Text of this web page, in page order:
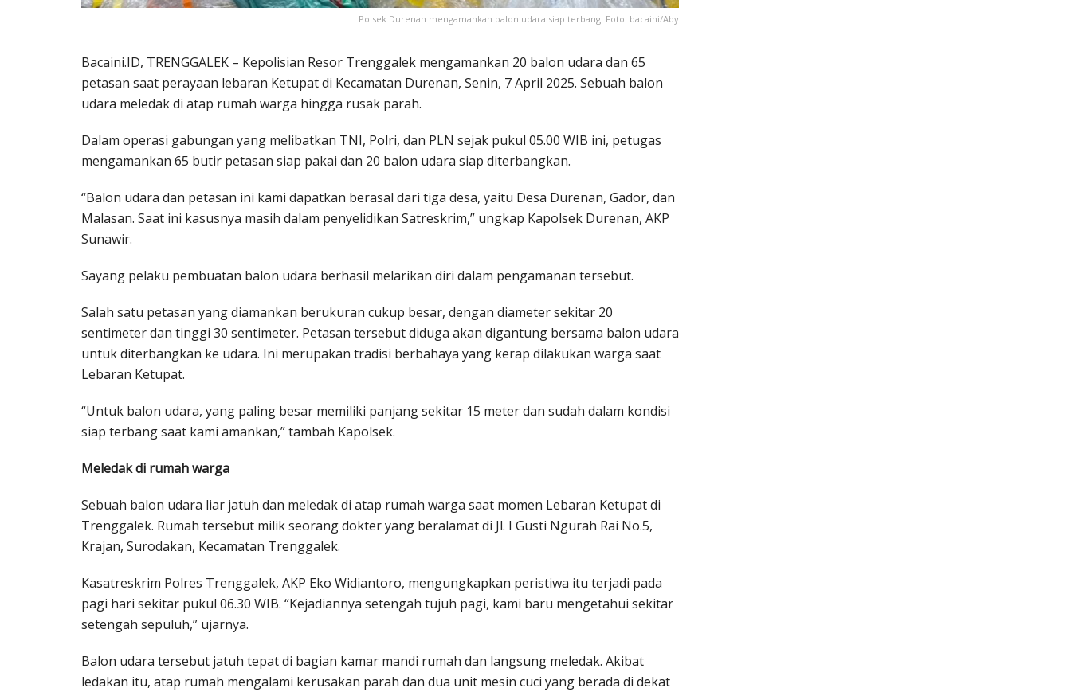
Polsek Durenan mengamankan balon udara siap terbang. Foto: bacaini/Aby
Bacaini.ID, TRENGGALEK – Kepolisian Resor Trenggalek mengamankan 20 balon udara dan 65
petasan saat perayaan lebaran Ketupat di Kecamatan Durenan, Senin, 7 April 2025. Sebuah balon
udara meledak di atap rumah warga hingga rusak parah.
Dalam operasi gabungan yang melibatkan TNI, Polri, dan PLN sejak pukul 05.00 WIB ini, petugas
mengamankan 65 butir petasan siap pakai dan 20 balon udara siap diterbangkan.
“Balon udara dan petasan ini kami dapatkan berasal dari tiga desa, yaitu Desa Durenan, Gador, dan
Malasan. Saat ini kasusnya masih dalam penyelidikan Satreskrim,” ungkap Kapolsek Durenan, AKP
Sunawir.
Sayang pelaku pembuatan balon udara berhasil melarikan diri dalam pengamanan tersebut.
Salah satu petasan yang diamankan berukuran cukup besar, dengan diameter sekitar 20
sentimeter dan tinggi 30 sentimeter. Petasan tersebut diduga akan digantung bersama balon udara
untuk diterbangkan ke udara. Ini merupakan tradisi berbahaya yang kerap dilakukan warga saat
Lebaran Ketupat.
“Untuk balon udara, yang paling besar memiliki panjang sekitar 15 meter dan sudah dalam kondisi
siap terbang saat kami amankan,” tambah Kapolsek.
Meledak di rumah warga
Sebuah balon udara liar jatuh dan meledak di atap rumah warga saat momen Lebaran Ketupat di
Trenggalek. Rumah tersebut milik seorang dokter yang beralamat di Jl. I Gusti Ngurah Rai No.5,
Krajan, Surodakan, Kecamatan Trenggalek.
Kasatreskrim Polres Trenggalek, AKP Eko Widiantoro, mengungkapkan peristiwa itu terjadi pada
pagi hari sekitar pukul 06.30 WIB. “Kejadiannya setengah tujuh pagi, kami baru mengetahui sekitar
setengah sepuluh,” ujarnya.
Balon udara tersebut jatuh tepat di bagian kamar mandi rumah dan langsung meledak. Akibat
ledakan itu, atap rumah mengalami kerusakan parah dan dua unit mesin cuci yang berada di dekat